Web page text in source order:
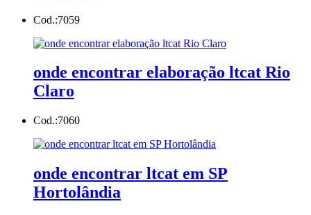
Cod.:7059
onde encontrar elaboração ltcat Rio
Claro
Cod.:7060
onde encontrar ltcat em SP
Hortolândia